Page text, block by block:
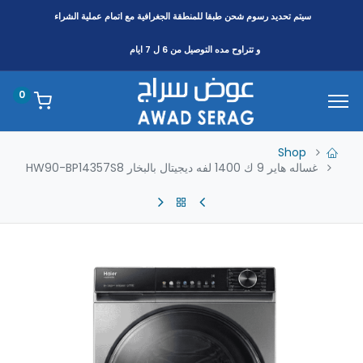
سيتم تحديد رسوم شحن طبقا للمنطقةالجغرافية مع اتمام عملية الشراء
و تتراوح مده التوصيل من 6 ل 7 ايام
0
Shop
غساله هاير 9 ك 1400 لفه ديجيتال بالبخار HW90-BP14357S8